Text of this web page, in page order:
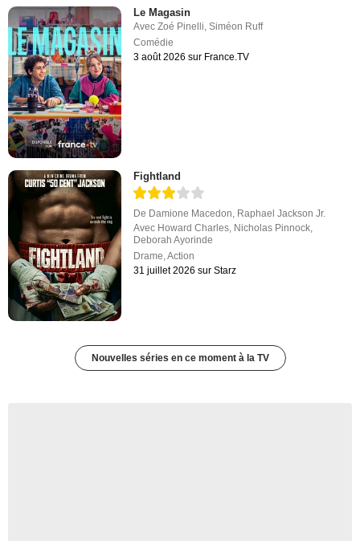
Le Magasin
AvecZoé Pinelli,Siméon Ruff
Comédie
3 août 2026 sur France.TV
Fightland
De Damione Macedon Raphael Jackson Jr.
Avec Howard Charles Nicholas Pinnock
Deborah Ayorinde
Drame ,Action
31 juillet 2026 sur Starz
Nouvelles séries en ce moment à la TV